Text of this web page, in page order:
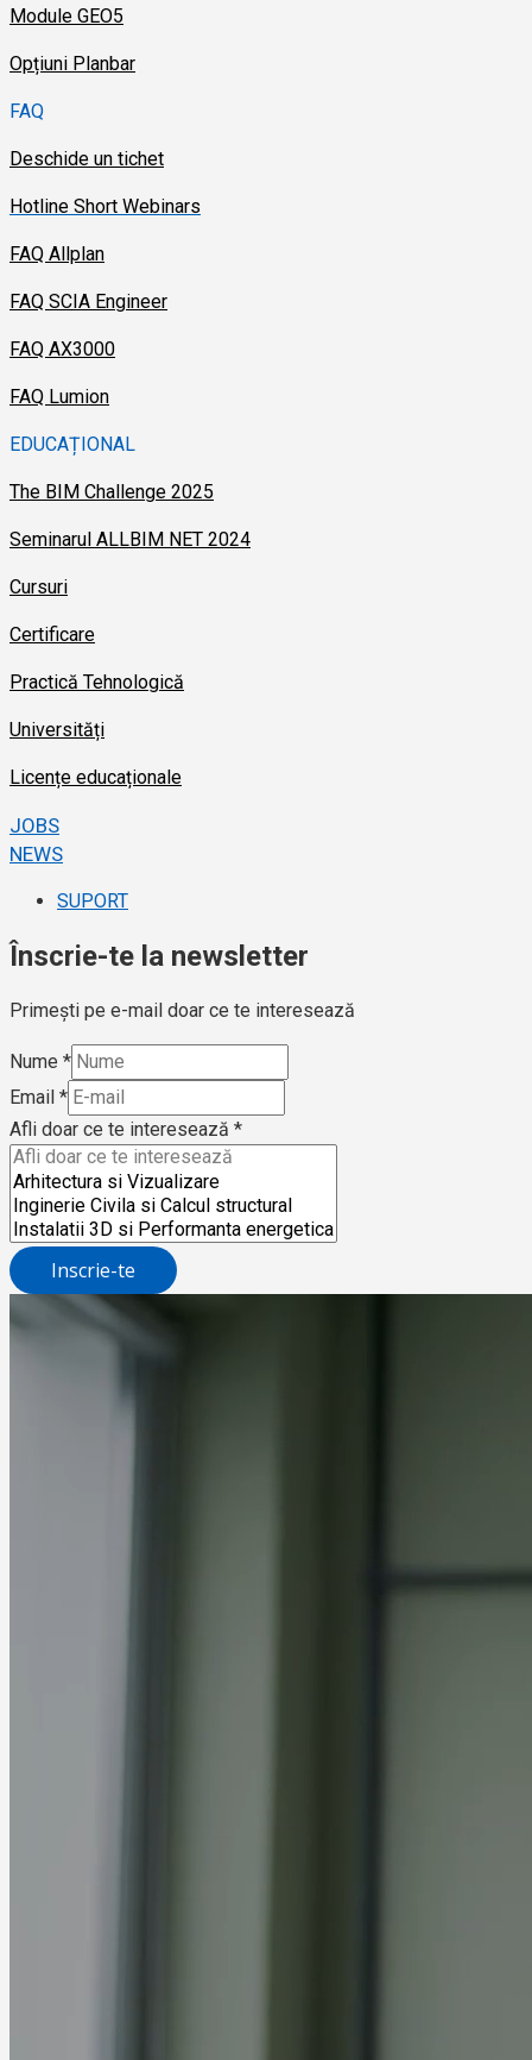
Module GEO5
Opțiuni Planbar
FAQ
Deschide un tichet
Hotline Short Webinars
FAQ Allplan
FAQ SCIA Engineer
FAQ AX3000
FAQ Lumion
EDUCAȚIONAL
The BIM Challenge 2025
Seminarul ALLBIM NET 2024
Cursuri
Certificare
Practică Tehnologică
Universități
Licențe educaționale
JOBS
NEWS
SUPORT
Înscrie-te la newsletter
Primești pe e-mail doar ce te interesează
Nume *
Email *
Afli doar ce te interesează *
Inscrie-te